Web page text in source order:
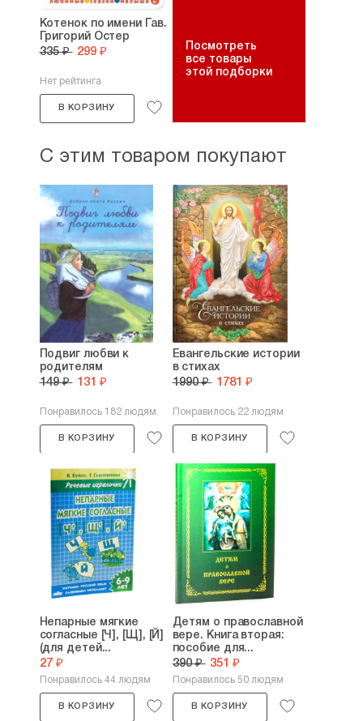
Котенок по имени Гав.
Григорий Остер
335 ₽ 299 ₽
Нет рейтинга
В КОРЗИНУ
Посмотреть
все товары
этой подборки
С этим товаром покупают
Подвиг любви к
родителям
149 ₽ 131 ₽
Понравилось 182 людям
В КОРЗИНУ
Евангельские истории
в стихах
1990 ₽ 1781 ₽
Понравилось 22 людям
В КОРЗИНУ
Непарные мягкие
согласные [Ч], [Щ], [Й]
(для детей...
27 ₽
Понравилось 44 людям
В КОРЗИНУ
Детям о православной
вере. Книга вторая:
пособие для...
390 ₽ 351 ₽
Понравилось 50 людям
В КОРЗИНУ